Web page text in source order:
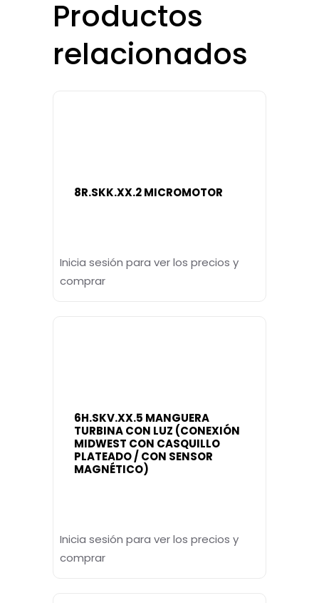
Productos
relacionados
8R.SKK.XX.2 MICROMOTOR
Inicia sesión para ver los precios y
comprar
6H.SKV.XX.5 MANGUERA
TURBINA CON LUZ (CONEXIÓN
MIDWEST CON CASQUILLO
PLATEADO / CON SENSOR
MAGNÉTICO)
Inicia sesión para ver los precios y
comprar